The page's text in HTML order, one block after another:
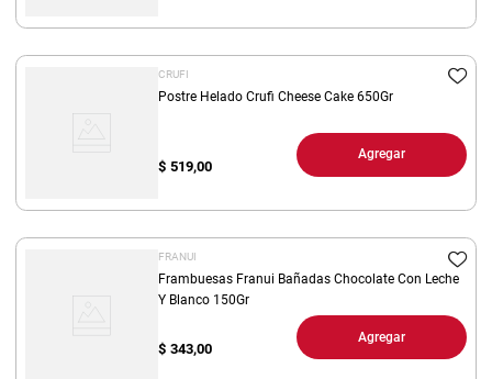
CRUFI
Postre Helado Crufi Cheese Cake 650Gr
$ 519,00
Agregar
FRANUI
Frambuesas Franui Bañadas Chocolate Con Leche
Y Blanco 150Gr
$ 343,00
Agregar